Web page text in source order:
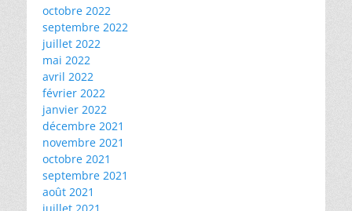
octobre 2022
septembre 2022
juillet 2022
mai 2022
avril 2022
février 2022
janvier 2022
décembre 2021
novembre 2021
octobre 2021
septembre 2021
août 2021